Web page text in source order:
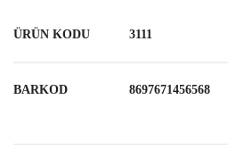
ÜRÜN KODU 3111
BARKOD 8697671456568